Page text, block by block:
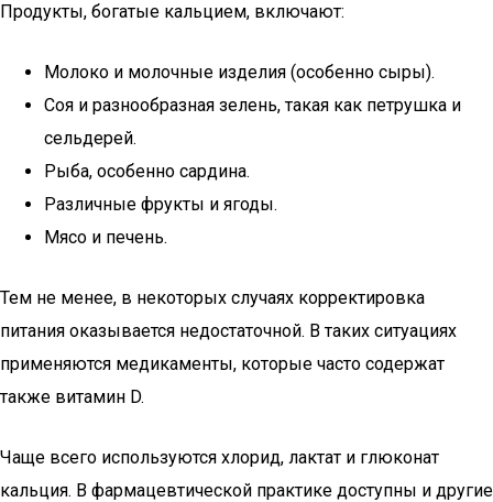
Продукты, богатые кальцием, включают:
Молоко и молочные изделия (особенно сыры).
Соя и разнообразная зелень, такая как петрушка и
сельдерей.
Рыба, особенно сардина.
Различные фрукты и ягоды.
Мясо и печень.
Тем не менее, в некоторых случаях корректировка
питания оказывается недостаточной. В таких ситуациях
применяются медикаменты, которые часто содержат
также витамин D.
Чаще всего используются хлорид, лактат и глюконат
кальция. В фармацевтической практике доступны и другие